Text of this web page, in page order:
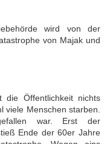
wird von der
von Majak und
die Öffentlichkeit nichts
viele Menschen starben.
war. Erst der
Ende der 60er Jahre